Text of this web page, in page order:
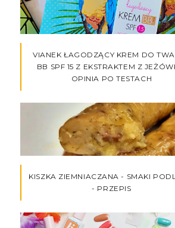
VIANEK ŁAGODZĄCY KREM DO
BB SPF 15 Z EKSTRAKTEM Z
OPINIA PO TESTACH
KISZKA ZIEMNIACZANA - SMAKI
- PRZEPIS